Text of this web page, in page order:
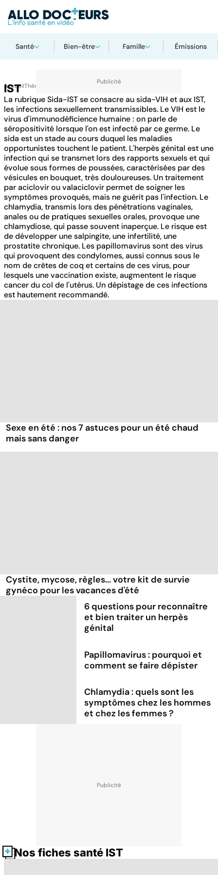
Santé Bien-être Famille Émissions
AccueilThématiques
IST
La rubrique Sida-IST se consacre au sida-VIH et aux IST,
les infections sexuellement transmissibles. Le VIH est le
virus d'immunodéficience humaine : on parle de
séropositivité lorsque l'on est infecté par ce germe. Le
sida est un stade au cours duquel les maladies
opportunistes touchent le patient. L'herpès génital est une
infection qui se transmet lors des rapports sexuels et qui
évolue sous formes de poussées, caractérisées par des
vésicules en bouquet, très douloureuses. Un traitement
par aciclovir ou valaciclovir permet de soigner les
symptômes provoqués, mais ne guérit pas l'infection. Le
chlamydia, transmis lors des pénétrations vaginales,
anales ou de pratiques sexuelles orales, provoque une
chlamydiose, qui passe souvent inaperçue. Le risque est
de développer une salpingite, une infertilité, une
prostatite chronique. Les papillomavirus sont des virus
qui provoquent des condylomes, aussi connus sous le
nom de crêtes de coq et certains de ces virus, pour
lesquels une vaccination existe, augmentent le risque
cancer du col de l'utérus. Un dépistage de ces infections
est hautement recommandé.
Sexe en été : nos 7 astuces pour un été chaud
mais sans danger
Cystite, mycose, règles... votre kit de survie
gynéco pour les vacances d'été
6 questions pour reconnaître
et bien traiter un herpès
génital
Papillomavirus : pourquoi et
comment se faire dépister
Chlamydia : quels sont les
symptômes chez les hommes
et chez les femmes ?
Nos fiches santé IST